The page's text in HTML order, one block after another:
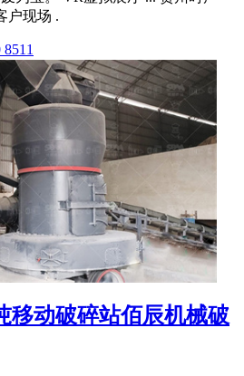
户现场 .
移动破碎站佰辰机械破